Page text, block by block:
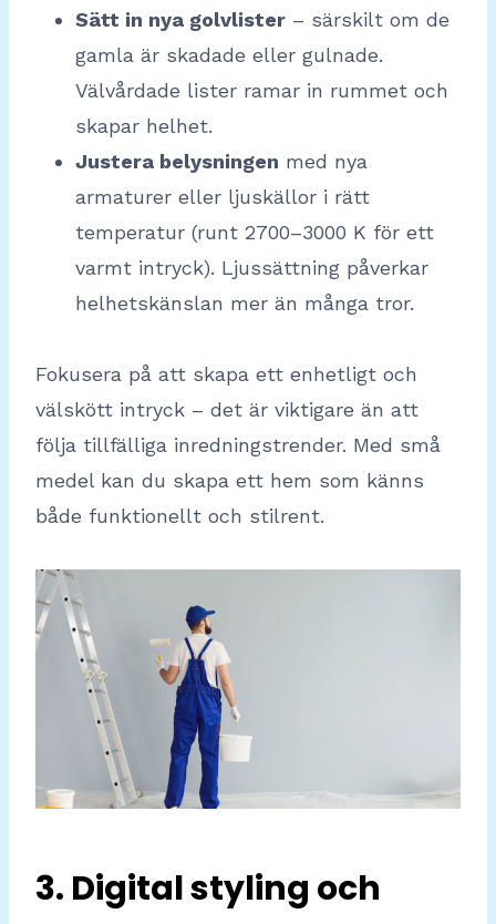
Sätt in nya golvlister – särskilt om de
gamla är skadade eller gulnade.
Välvårdade lister ramar in rummet och
skapar helhet.
Justera belysningen med nya
armaturer eller ljuskällor i rätt
temperatur (runt 2700–3000 K för ett
varmt intryck). Ljussättning påverkar
helhetskänslan mer än många tror.
Fokusera på att skapa ett enhetligt och
välskött intryck – det är viktigare än att
följa tillfälliga inredningstrender. Med små
medel kan du skapa ett hem som känns
både funktionellt och stilrent.
3. Digital styling och